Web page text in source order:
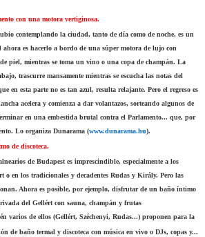
con una motora vertiginosa.
contemplando la ciudad, tanto de día como de noche, es un
ahora es hacerlo a bordo de una súper motora de lujo con
piel, mientras se toma un vino o una copa de champán. La
trascurre mansamente mientras se escucha las notas del
en esta parte no es tan azul, resulta relajante. Pero el regreso es
acelera y comienza a dar volantazos, sorteando algunos de
en una embestida brutal contra el Parlamento... que, por
Lo organiza Dunarama (www.dunarama.hu).
de discoteca.
de Budapest es imprescindible, especialmente a los
o en los tradicionales y decadentes Rudas y Király. Pero las
Ahora es posible, por ejemplo, disfrutar de un baño íntimo
del Gellért con sauna, champán y frutas
varios de ellos (Gellért, Széchenyi, Rudas...) proponen para la
de baño termal y discoteca con música en vivo o DJs, copas y...